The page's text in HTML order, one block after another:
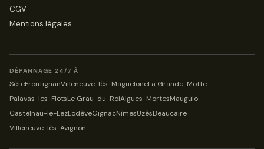
CGV
Mentions légales
DÉPANNAGE 24/7 À
SèteFrontignanVilleneuve-lès-MagueloneLa Grande-Motte
Palavas-les-FlotsLe Grau-du-RoiAigues-MortesMauguio
Castelnau-le-LezLodèveGignacNîmesUzèsBeaucaire
Villeneuve-lès-Avignon